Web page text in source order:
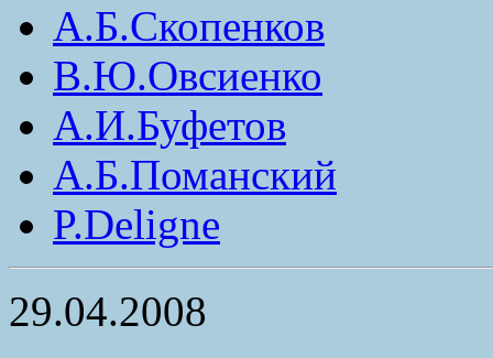
А.Б.Скопенков
В.Ю.Овсиенко
А.И.Буфетов
А.Б.Поманский
P.Deligne
29.04.2008